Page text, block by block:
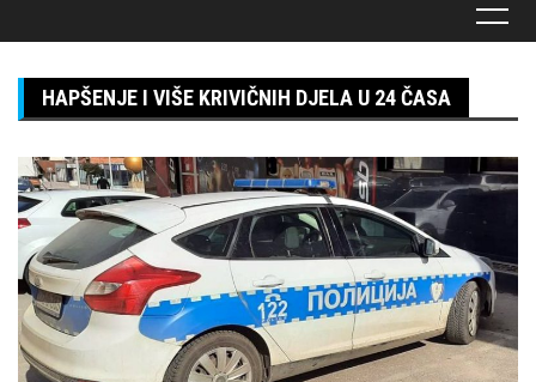
HAPŠENJE I VIŠE KRIVIČNIH DJELA U 24 ČASA